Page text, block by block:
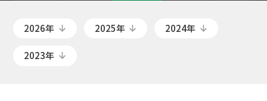
2026年 2025年 2024年
2023年